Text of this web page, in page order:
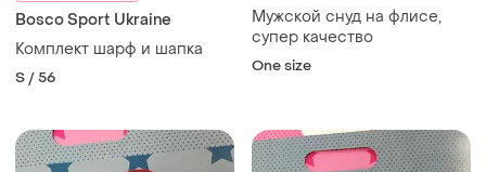
Bosco Sport Ukraine
Комплект шарф и шапка
S / 56
Мужской снуд на флисе,
супер качество
One size